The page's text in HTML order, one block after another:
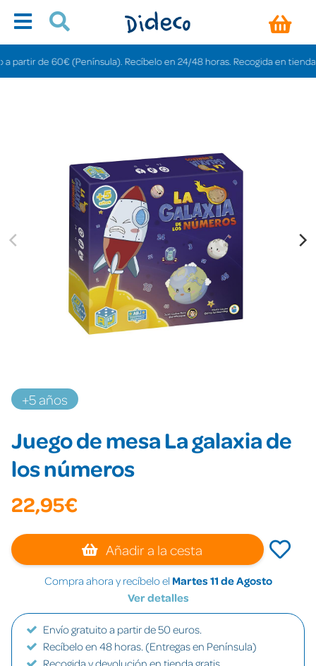
de 60€ (Península). Recíbelo en 24/48 horas. Recogida en tiendas
+5 años
Juego de mesa La galaxia de
los números
22,95€
Añadir a la cesta
Compra ahora y recíbelo el Martes 11 de Agosto
Ver detalles
Envío gratuito a partir de 50 euros.
Recíbelo en 48 horas. (Entregas en Península)
Recogida y devolución en tienda gratis.